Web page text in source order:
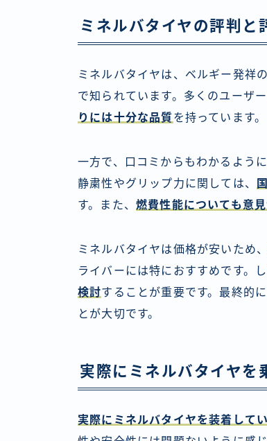
ミネルバタイヤの評判と
ミネルバタイヤは、ベルギー発祥
で知られています。多くのユーザ
りには十分な品質を持っています。
一方で、口コミからもわかるよう
静粛性やグリップ力に関しては、
す。また、 燃費性能についても意
ミネルバタイヤは価格が安いため
ライバーには特におすすめです。し
検討することが重要です。最終的
とが大切です。
実際にミネルバタイヤを
実際にミネルバタイヤを装着して